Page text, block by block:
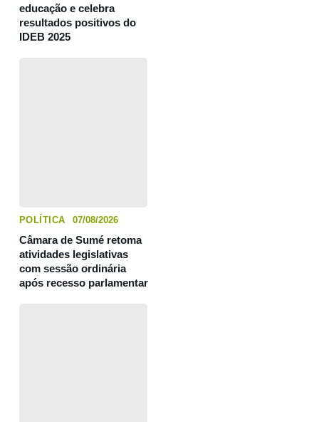
educação e celebra
resultados positivos do
IDEB 2025
POLÍTICA 07/08/2026
Câmara de Sumé retoma
atividades legislativas
com sessão ordinária
após recesso parlamentar